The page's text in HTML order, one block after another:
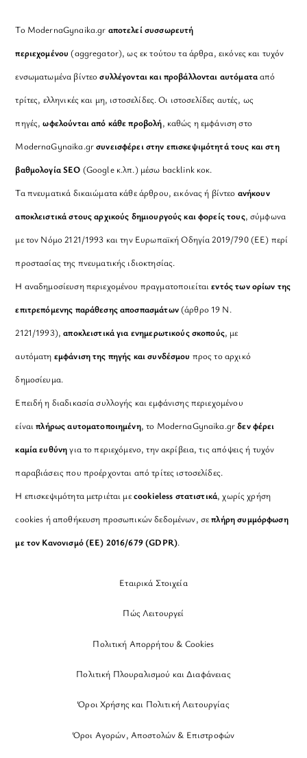
Το ModernaGynaika.gr αποτελεί συσσωρευτή
περιεχομένου (aggregator), ως εκ τούτου τα άρθρα, εικόνες και τυχόν
ενσωματωμένα βίντεοσυλλέγονται και προβάλλονται αυτόματααπό
τρίτες, ελληνικές και μη, ιστοσελίδες. Οι ιστοσελίδες αυτές, ως
πηγές,ωφελούνται από κάθε προβολή, καθώς η εμφάνιση στο
ModernaGynaika.grσυνεισφέρει στην επισκεψιμότητά τους και στη
βαθμολογία SEO (Google κ.λπ.) μέσω backlink κοκ.
Τα πνευματικά δικαιώματα κάθε άρθρου, εικόνας ή βίντεο ανήκουν
αποκλειστικά στους αρχικούς δημιουργούς και φορείς τους, σύμφωνα
με τον Νόμο 2121/1993 και την Ευρωπαϊκή Οδηγία 2019/790 (ΕΕ) περί
προστασίας της πνευματικής ιδιοκτησίας.
Η αναδημοσίευση περιεχομένου πραγματοποιείταιεντός των ορίων της
επιτρεπόμενης παράθεσης αποσπασμάτων(άρθρο 19 Ν.
2121/1993), αποκλειστικά για ενημερωτικούς σκοπούς, με
αυτόματη εμφάνιση της πηγής και συνδέσμου προς το αρχικό
δημοσίευμα.
Επειδή η διαδικασία συλλογής και εμφάνισης περιεχομένου
είναιπλήρως αυτοματοποιημένη, το ModernaGynaika.grδεν φέρει
καμία ευθύνηγια το περιεχόμενο, την ακρίβεια, τις απόψεις ή τυχόν
παραβιάσεις που προέρχονται από τρίτες ιστοσελίδες.
Η επισκεψιμότητα μετριέται μεcookieless στατιστικά, χωρίς χρήση
cookies ή αποθήκευση προσωπικών δεδομένων, σεπλήρη συμμόρφωση
με τον Κανονισμό (ΕΕ) 2016/679 (GDPR).
Εταιρικά Στοιχεία
Πώς Λειτουργεί
Πολιτική Απορρήτου & Cookies
Πολιτική Πλουραλισμού και Διαφάνειας
Όροι Χρήσης και Πολιτική Λειτουργίας
Όροι Αγορών, Αποστολών & Επιστροφών